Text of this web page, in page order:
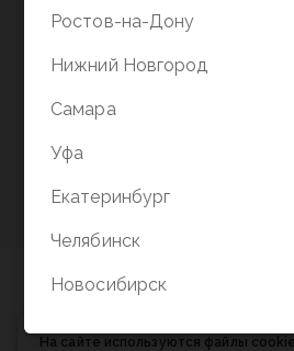
Политика
©
На сайте используются файлы
Ростов-на-Дону
Нижний Новгород
Самара
Уфа
Екатеринбург
Челябинск
Новосибирск